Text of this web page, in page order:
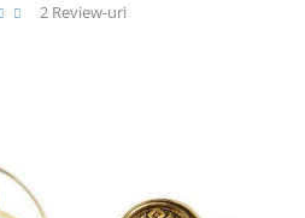
2 Review-uri